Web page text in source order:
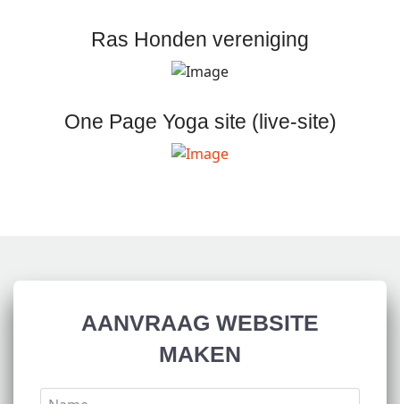
Ras Honden vereniging
One Page Yoga site (live-site)
AANVRAAG WEBSITE
MAKEN